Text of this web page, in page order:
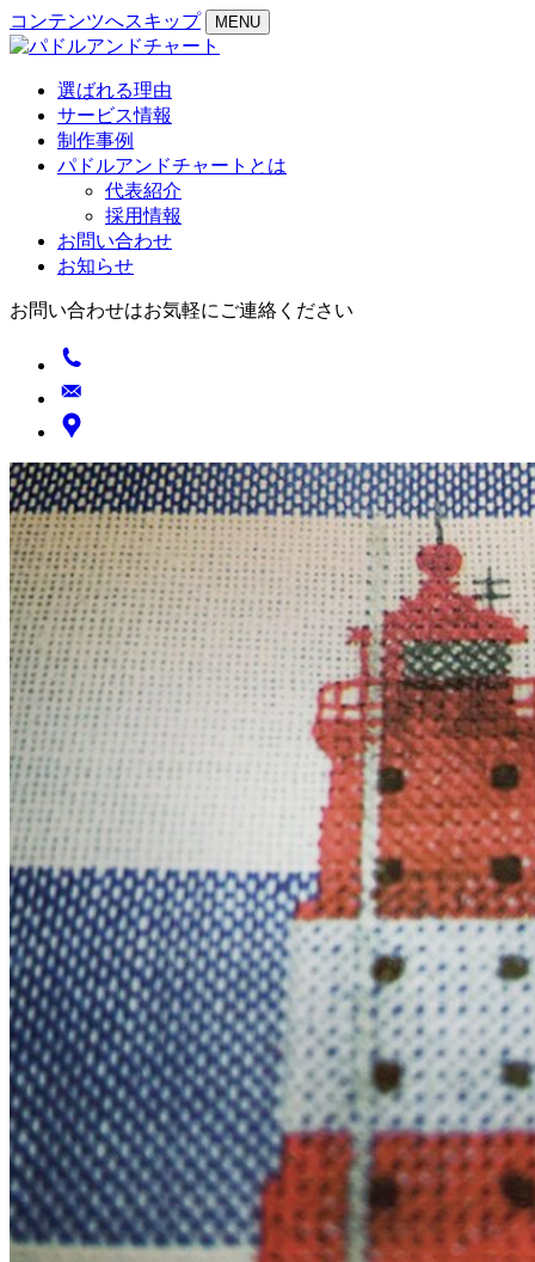
コンテンツへスキップ MENU
選ばれる理由
サービス情報
制作事例
パドルアンドチャートとは
代表紹介
採用情報
お問い合わせ
お知らせ
お問い合わせはお気軽にご連絡ください